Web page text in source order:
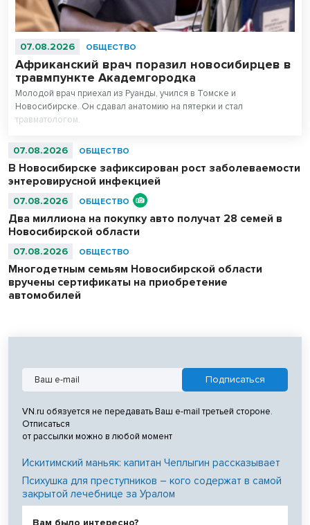
07.08.2026 ОБЩЕСТВО
Африканский врач поразил новосибирцев в
травмпункте Академгородка
Молодой врач приехал из Руанды, учился в Томске и
Новосибирске. Он сдавал анатомию на пятерки и стал
травматологом.
07.08.2026 ОБЩЕСТВО
В Новосибирске зафиксирован рост заболеваемости
энтеровирусной инфекцией
07.08.2026 ОБЩЕСТВО
Два миллиона на покупку авто получат 28 семей в
Новосибирской области
07.08.2026 ОБЩЕСТВО
Многодетным семьям Новосибирской области
вручены сертификаты на приобретение
автомобилей
VN.ru обязуется не передавать Ваш e-mail третьей стороне.
Отписаться
от рассылки можно в любой момент
Искитимский маньяк: капитан Чеплыгин рассказывает
Психушка для преступников – кого содержат в самой
закрытой лечебнице за Уралом